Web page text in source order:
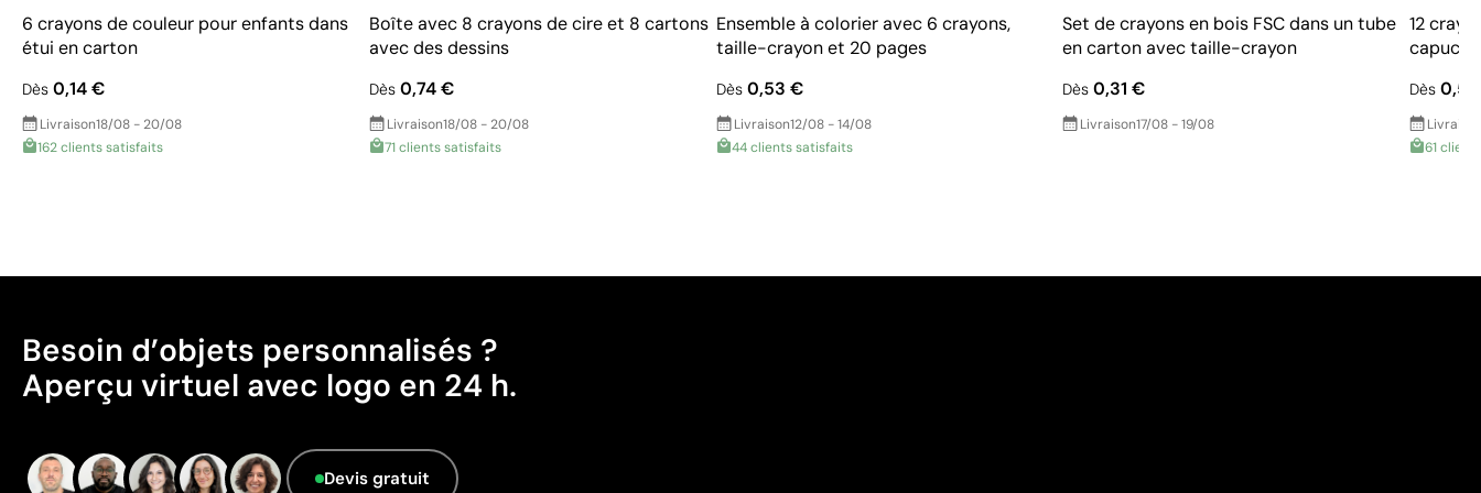
6 crayons de couleur pour enfants dans
étui en carton
Dès 0,14 €
Livraison18/08 - 20/08
162 clients satisfaits
Boîte avec 8 crayons de cire et 8 cartons
avec des dessins
Dès0,74 €
Livraison18/08 - 20/08
71 clients satisfaits
Ensemble à colorier avec 6 crayons,
taille-crayon et 20 pages
Dès0,53 €
Livraison12/08 - 14/08
44 clients satisfaits
Set de crayons en bois FSC dans un tube
en carton avec taille-crayon
Dès 0,31 €
Livraison17/08 - 19/08
12
Dès
61
Besoin d’objets personnalisés ?
Aperçu virtuel avec logo en 24 h.
Devis gratuit